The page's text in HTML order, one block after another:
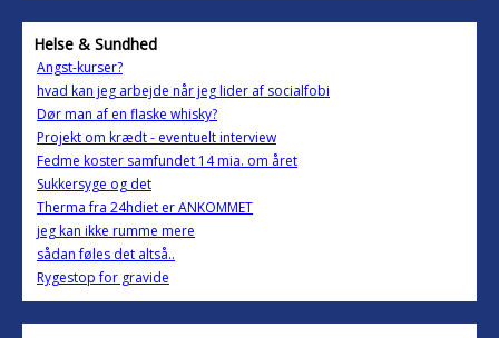
Helse & Sundhed
Angst-kurser?
hvad kan jeg arbejde når jeg lider af socialfobi
Dør man af en flaske whisky?
Projekt om krædt - eventuelt interview
Fedme koster samfundet 14 mia. om året
Sukkersyge og det
Therma fra 24hdiet er ANKOMMET
jeg kan ikke rumme mere
sådan føles det altså..
Rygestop for gravide